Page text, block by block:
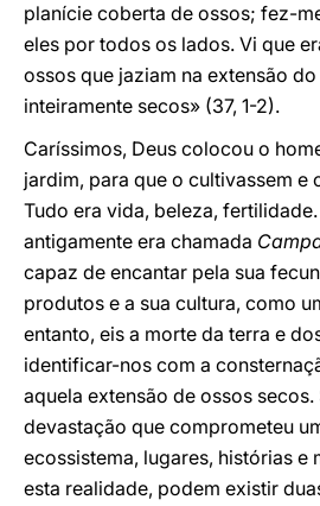
planície coberta de ossos; fez-
eles por todos os lados. Vi que
ossos que jaziam na extensão
inteiramente secos» (37, 1-2).
Caríssimos, Deus colocou o
jardim, para que o cultivassem e
Tudo era vida, beleza,
antigamente era chamada
capaz de encantar pela sua
produtos e a sua cultura, como
entanto, eis a morte da terra e
identificar-nos com a
aquela extensão de ossos
devastação que comprometeu
ecossistema, lugares, histórias e
esta realidade, podem existir